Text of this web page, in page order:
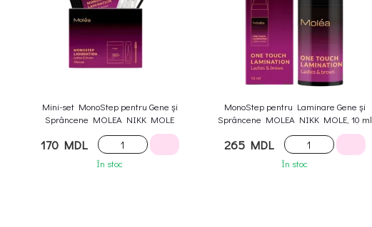
Mini-set MonoStep pentru Gene și
Sprâncene MOLEA NIKK MOLE
170 MDL
În stoc
MonoStep pentru Laminare Gene și
Sprâncene MOLEA NIKK MOLE, 10 ml
265 MDL
În stoc